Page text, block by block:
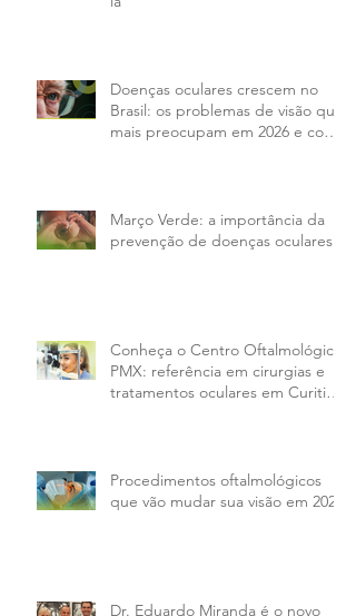
Doenças oculares crescem no
Brasil: os problemas de visão que
mais preocupam em 2026 e como
Março Verde: a importância da
prevenção de doenças oculares
Conheça o Centro Oftalmológico
PMX: referência em cirurgias e
tratamentos oculares em Curitiba
Procedimentos oftalmológicos
que vão mudar sua visão em 2026
Dr. Eduardo Miranda é o novo